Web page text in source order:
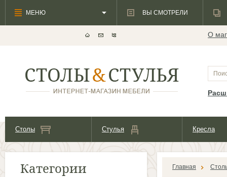
О
Столы Стулья Кресла
Категории Главная
МЕНЮ ВЫ СМОТРЕЛИ